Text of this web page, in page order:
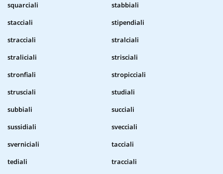
squarciali
stabbiali
stacciali
stipendiali
stracciali
stralciali
straliciali
strisciali
stronfiali
stropicciali
strusciali
studiali
subbiali
succiali
sussidiali
svecciali
sverniciali
tacciali
tediali
tracciali